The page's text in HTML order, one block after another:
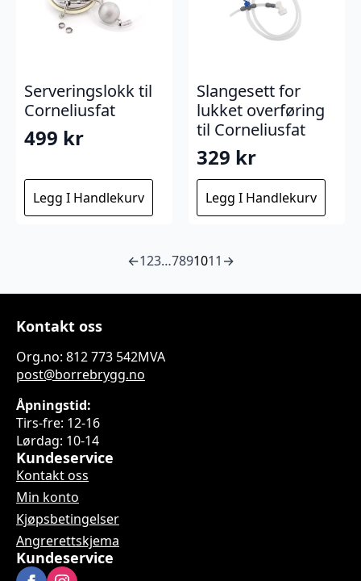
Serveringslokk til
Corneliusfat
499 kr
Legg I Handlekurv
Slangesett for
lukket overføring
til Corneliusfat
329 kr
Legg I Handlekurv
←123…7891011 →
Kontakt oss
Org.no: 812 773 542MVA
post@borrebrygg.no
Åpningstid:
Tirs-fre: 12-16
Lørdag: 10-14
Kundeservice
Kontakt oss
Min konto
Kjøpsbetingelser
Angrerettskjema
Kundeservice